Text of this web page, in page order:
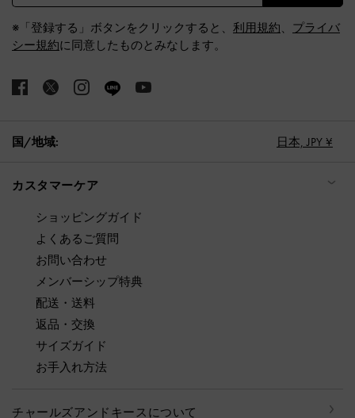
※「登録する」ボタンをクリックすると、 利用規約、 プライバ
シー規約に同意したものとみなします。
国/地域: 日本, JPY ¥
カスタマーケア
ショッピングガイド
よくあるご質問
お問い合わせ
メンバーシップ特典
配送・送料
返品・交換
サイズガイド
お手入れ方法
チャールズアンドキースについて